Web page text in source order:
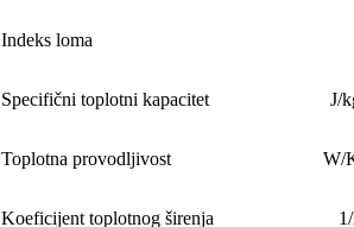
Indeks loma
Specifični toplotni kapacitet J/
Toplotna provodljivost W/
Koeficijent toplotnog širenja